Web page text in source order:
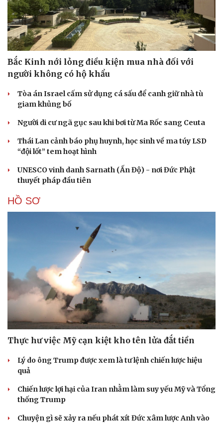
Bắc Kinh nới lỏng điều kiện mua nhà đối với
người không có hộ khẩu
Tòa án Israel cấm sử dụng cá sấu để canh giữ nhà tù
giam khủng bố
Người di cư ngã gục sau khi bơi từ Ma Rốc sang Ceuta
Thái Lan cảnh báo phụ huynh, học sinh về ma túy LSD
“đội lốt” tem hoạt hình
UNESCO vinh danh Sarnath (Ấn Độ) - nơi Đức Phật
thuyết pháp đầu tiên
HỒ SƠ
Thực hư việc Mỹ cạn kiệt kho tên lửa đắt tiền
Lý do ông Trump được xem là tư lệnh chiến lược hiệu
quả
Chiến lược lợi hại của Iran nhằm làm suy yếu Mỹ và Tổng
thống Trump
Chuyện gì sẽ xảy ra nếu phát xít Đức xâm lược Anh vào